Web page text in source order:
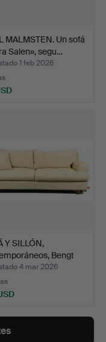
MALMSTEN. Un sofá
Salen», segu…
1 feb 2026
Y SILLÓN,
Bengt
4 mar 2026